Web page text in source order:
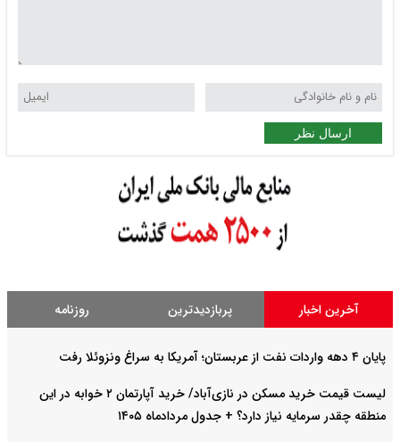
ارسال نظر
آخرین اخبار پربازدیدترین روزنامه
پایان ۴ دهه واردات نفت از عربستان؛ آمریکا به سراغ ونزوئلا رفت
لیست قیمت خرید مسکن در نازی‌آباد/ خرید آپارتمان ۲ خوابه در این
منطقه چقدر سرمایه نیاز دارد؟ + جدول مردادماه ۱۴۰۵